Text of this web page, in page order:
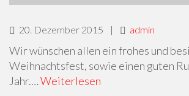
20. Dezember 2015 | admin
Wir wünschen allen ein frohes und
Weihnachtsfest, sowie einen guten
Jahr.…Weiterlesen